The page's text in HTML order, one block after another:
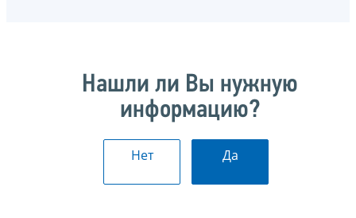
Нашли ли Вы нужную
информацию?
Нет Да